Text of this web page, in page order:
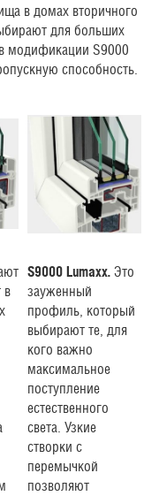
в домах вторичного
для больших
модификации S9000
способность.
в
S9000 Lumaxx. Это
зауженный
профиль, который
выбирают те, для
кого важно
максимальное
поступление
естественного
света. Узкие
створки с
перемычкой
позволяют